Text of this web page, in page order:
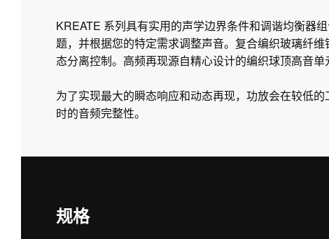
KREATE 系列具有实用的声学边界条件和调谐均衡器
题，并根据您的特定需求调整声音。复合编织玻璃纤
态分离控制。高频再现源自精心设计的编织球顶高音
为了实现最大的瞬态响应和动态再现，功放会在较低
时的音频完整性。
规格